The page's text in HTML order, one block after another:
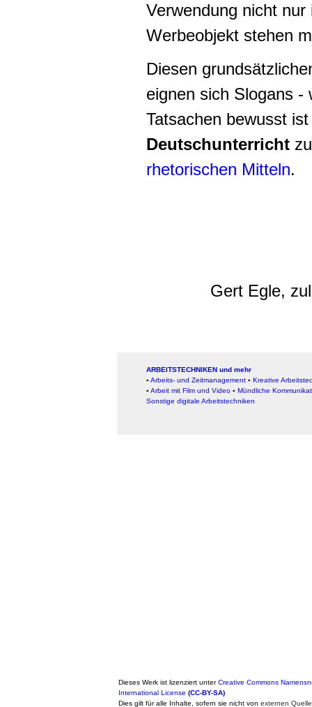
Verwendung nicht
Werbeobjekt stehen
Diesen
eignen sich Slogans -
Tatsachen bewusst
Deutschunterricht
rhetorischen Mitteln.
Gert Egle,
ARBEITSTECHNIKEN und mehr
▪ Arbeits- und Zeitmanagement ▪ Kreative
▪ Arbeit mit Film und Video ▪ Mündliche
Sonstige digitale Arbeitstechniken
Dieses Werk ist lizenziert unterCreative Commons
International License (CC-BY-SA)
Dies gilt für alle Inhalte, sofern sie nicht von externen